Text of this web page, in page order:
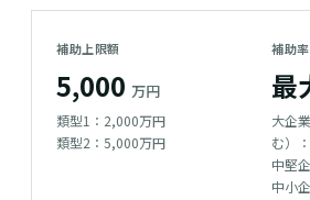
補助上限額
5,000 万円
類型1：2,000万円
類型2：5,000万円
補助率
最
大企
む）
中堅
中小